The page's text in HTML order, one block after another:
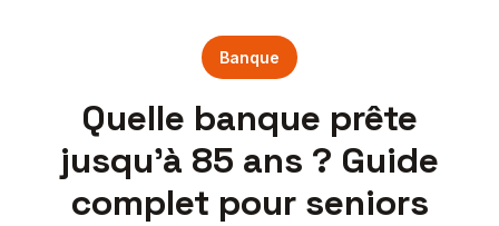
Banque
Quelle banque prête
jusqu’à 85 ans ? Guide
complet pour seniors